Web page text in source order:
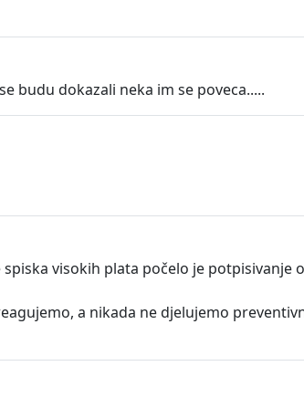
budu dokazali neka im se poveca.....
visokih plata počelo je potpisivanje
a nikada ne djelujemo